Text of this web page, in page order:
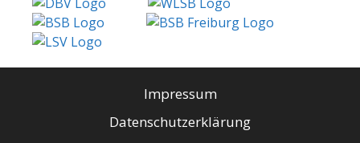
Impressum
Datenschutzerklärung